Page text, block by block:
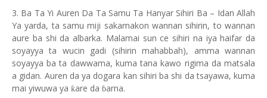
3. Ba Ta Yi Auren Da Ta Samu Ta Hanyar Sihiri Ba – Idan Allah
Ya yarda, ta samu miji sakamakon wannan sihirin, to wannan
aure ba shi da albarka. Malamai sun ce sihiri na iya haifar da
soyayya ta wucin gadi (sihirin mahabbah), amma wannan
soyayya ba ta dawwama, kuma tana kawo rigima da matsala
a gidan. Auren da ya dogara kan sihiri ba shi da tsayawa, kuma
mai yiwuwa ya ƙare da ɓarna.